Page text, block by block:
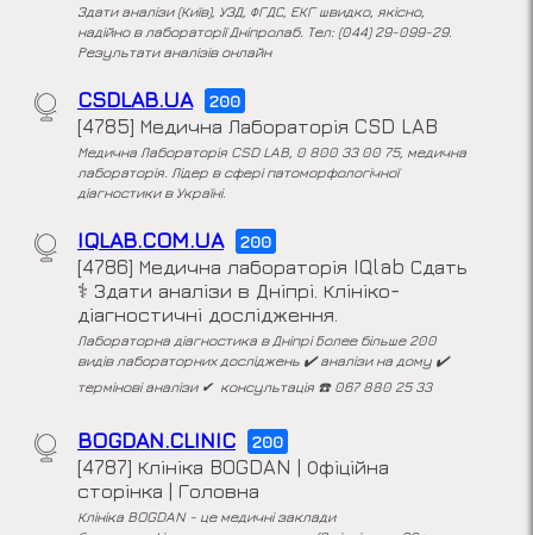
Здати аналізи (Київ), УЗД, ФГДС, ЕКГ швидко, якісно,
надійно в лабораторії Дніпролаб. Тел: (044) 29-099-29.
Результати аналізів онлайн
CSDLAB.UA 200
[4785] Медична Лабораторія CSD LAB
Медична Лабораторія CSD LAB, 0 800 33 00 75, медична
лабораторія. Лідер в сфері патоморфологічної
діагностики в Україні.
IQLAB.COM.UA 200
[4786] Медична лабораторія IQlab Сдать
⚕️ ️Здати аналізи в Дніпрі. Клініко-
діагностичні дослідження.
Лабораторна діагностика в Дніпрі Более️ більше 200
видів лабораторних досліджень ✔️ аналізи на дому ✔️
термінові аналізи ✔ ️ консультація ☎️ 067 880 25 33
BOGDAN.CLINIC 200
[4787] Клініка BOGDAN | Офіційна
сторінка | Головна
Клініка BOGDAN - це медичні заклади